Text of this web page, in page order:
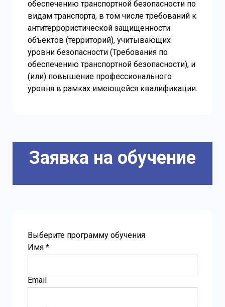
обеспечению транспортной безопасности по
видам транспорта, в том числе требований к
антитеррористической защищенности
объектов (территорий), учитывающих
уровни безопасности (Требования по
обеспечению транспортной безопасности), и
(или) повышение профессионального
уровня в рамках имеющейся квалификации.
Заявка на обучение
Выберите программу обучения
Имя *
Email